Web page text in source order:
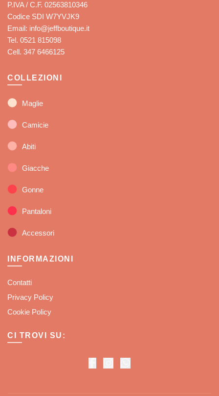
P.IVA / C.F. 02563810346
Codice SDI W7YVJK9
Email: info@jeffboutique.it
Tel. 0521 815098
Cell. 347 6466125
COLLEZIONI
Maglie
Camicie
Abiti
Giacche
Gonne
Pantaloni
Accessori
INFORMAZIONI
Contatti
Privacy Policy
Cookie Policy
CI TROVI SU: